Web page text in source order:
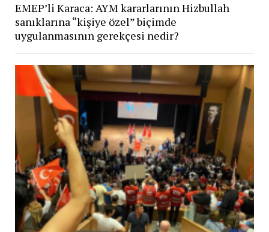
EMEP’li Karaca: AYM kararlarının Hizbullah
sanıklarına “kişiye özel” biçimde
uygulanmasının gerekçesi nedir?